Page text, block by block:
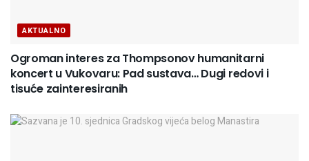
AKTUALNO
Ogroman interes za Thompsonov humanitarni
koncert u Vukovaru: Pad sustava… Dugi redovi i
tisuće zainteresiranih